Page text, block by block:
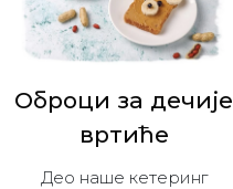
Оброци за дечијe
вртиће
Део наше кетеринг